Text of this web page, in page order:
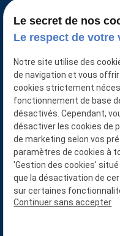
N°
02
LA
49110
Le secret de nos
Le respect de votre
Notre site utilise des
de navigation et vous
cookies strictement
fonctionnement de base
désactivés. Cependant,
désactiver les cookies de
de marketing selon vos
paramètres de cookies à
'Gestion des cookies'
que la désactivation de
sur certaines
Continuer sans accepter